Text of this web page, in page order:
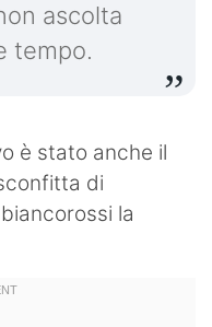
ascolta
tempo.
è stato anche il
di
la